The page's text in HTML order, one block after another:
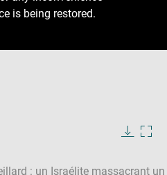
is being restored.
in